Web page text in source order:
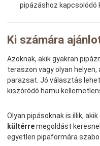
pipázáshoz kapcsolódó
Ki számára
Azoknak, akik gyakran
teraszon vagy olyan
parazsat. Jó választás
kiszóródó hamu
Olyan pipásoknak is illik,
kültérremegoldást
egyetlen pipaformára